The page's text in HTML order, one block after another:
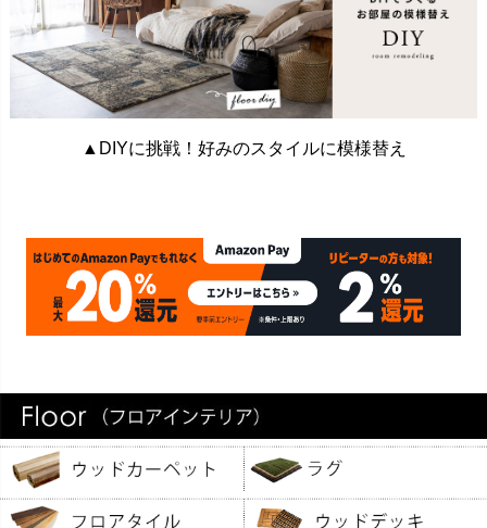
▲DIYに挑戦！好みのスタイルに模様替え